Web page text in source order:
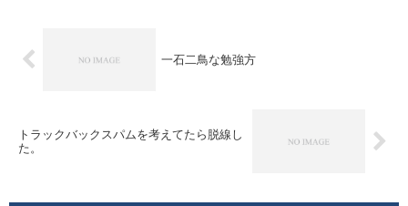
一石二鳥な勉強方
トラックバックスパムを考えてたら脱線し
た。